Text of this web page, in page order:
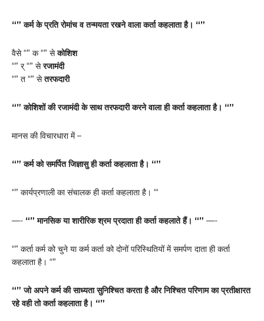
“” कर्म के प्रति रोमांच व तन्मयता रखने वाला कर्ता कहलाता है। “”
वैसे “” क “” सेकोशिश
“” र् “” सेरजामंदी
“” त “” सेतरफदारी
“” कोशिशों की रजामंदी के साथ तरफदारी करने वाला ही कर्ता कहलाता है। “”
मानस की विचारधारा में –
“” कर्म को समर्पित जिज्ञासु ही कर्ता कहलाता है। “”
“” कार्यप्रणाली का संचालक ही कर्ता कहलाता है। “‘
—- “” मानसिक या शारीरिक श्रम प्रदाता ही कर्ता कहलाते हैं। “” —-
“” कर्ता कर्म को चुने या कर्म कर्ता को दोनों परिस्थितियों में समर्पण दाता ही कर्ता
कहलाता है। “”
“” जो अपने कर्म की साध्यता सुनिश्चित करता है और निश्चित परिणाम का प्रतीक्षारत
रहे वही तो कर्ता कहलाता है। “”